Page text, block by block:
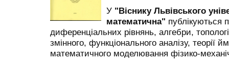
У "ВісникуЛьвівського
математична" публікуються
диференціальних рівнянь, алгебри,
змінного, функціонального аналізу, теорії
математичного моделювання фізико-